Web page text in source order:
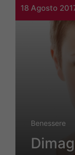
18 Agosto
Benessere